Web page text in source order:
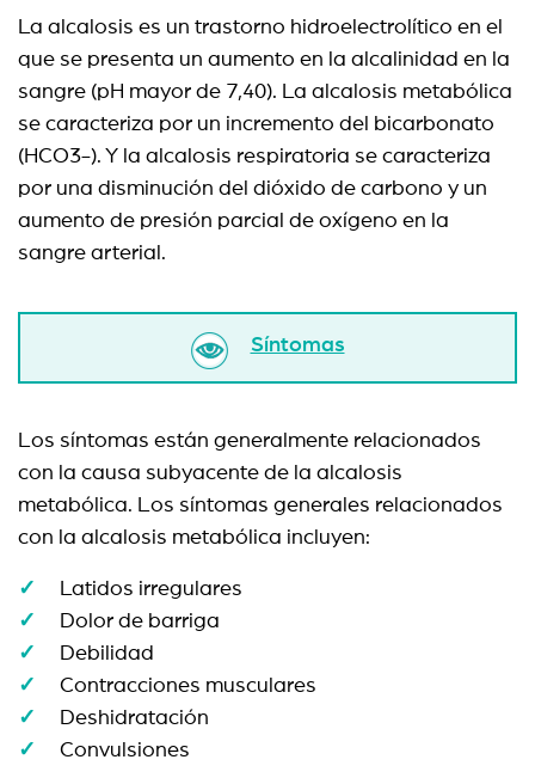
La alcalosis es un trastorno hidroelectrolítico en el
que se presenta un aumento en la alcalinidad en la
sangre (pH mayor de 7,40). La alcalosis metabólica
se caracteriza por un incremento del bicarbonato
(HCO3-). Y la alcalosis respiratoria se caracteriza
por una disminución del dióxido de carbono y un
aumento de presión parcial de oxígeno en la
sangre arterial.
Síntomas
Los síntomas están generalmente relacionados
con la causa subyacente de la alcalosis
metabólica. Los síntomas generales relacionados
con la alcalosis metabólica incluyen:
Latidos irregulares
Dolor de barriga
Debilidad
Contracciones musculares
Deshidratación
Convulsiones